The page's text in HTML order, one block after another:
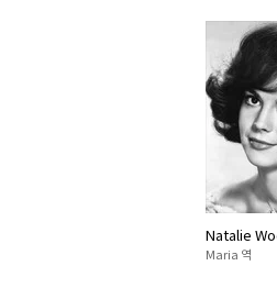
Natalie
Maria 역